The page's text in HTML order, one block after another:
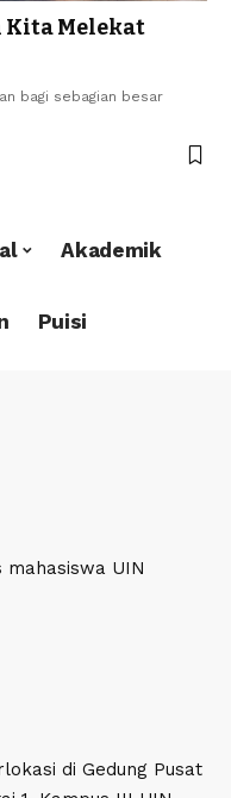
Kita Melekat
bagi sebagian besar
Akademik
Puisi
mahasiswa UIN
di Gedung Pusat